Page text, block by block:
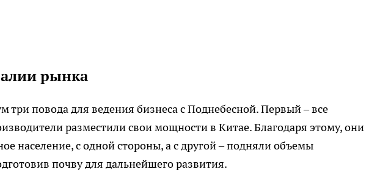
рынка
три повода для ведения бизнеса с Поднебесной. Первый – все
разместили свои мощности в Китае. Благодаря этому, они
население, с одной стороны, а с другой – подняли объемы
почву для дальнейшего развития.